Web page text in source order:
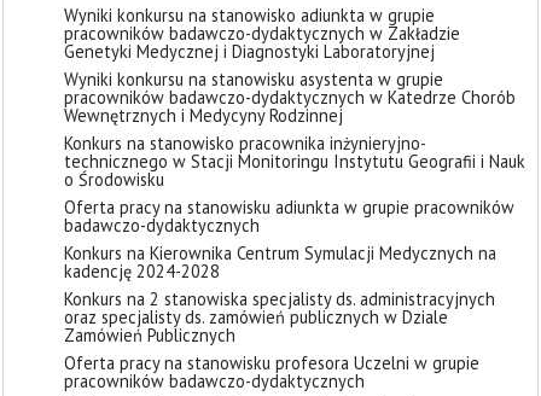
Wyniki konkursu na stanowisko adiunkta w grupie
pracowników badawczo-dydaktycznych w Zakładzie
Genetyki Medycznej i Diagnostyki Laboratoryjnej
Wyniki konkursu na stanowisku asystenta w grupie
pracowników badawczo-dydaktycznych w Katedrze Chorób
Wewnętrznych i Medycyny Rodzinnej
Konkurs na stanowisko pracownika inżynieryjno-
technicznego w Stacji Monitoringu Instytutu Geografii i Nauk
o Środowisku
Oferta pracy na stanowisku adiunkta w grupie pracowników
badawczo-dydaktycznych
Konkurs na Kierownika Centrum Symulacji Medycznych na
kadencję 2024-2028
Konkurs na 2 stanowiska specjalisty ds. administracyjnych
oraz specjalisty ds. zamówień publicznych w Dziale
Zamówień Publicznych
Oferta pracy na stanowisku profesora Uczelni w grupie
pracowników badawczo-dydaktycznych